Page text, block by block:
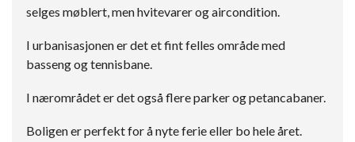
selges møblert, men hvitevarer og aircondition.
I urbanisasjonen er det et fint felles område med
basseng og tennisbane.
I nærområdet er det også flere parker og petancabaner.
Boligen er perfekt for å nyte ferie eller bo hele året.